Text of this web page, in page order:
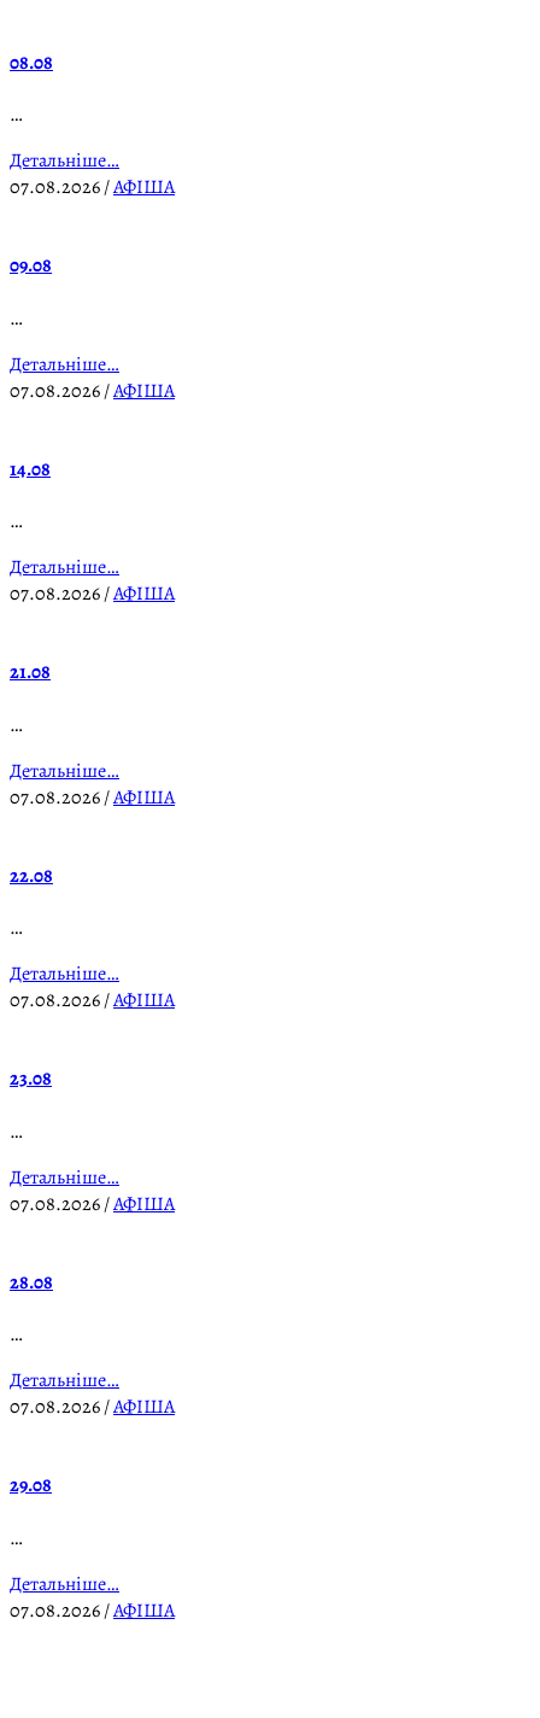
08.08
…
Детальніше…
07.08.2026/АФІША
09.08
…
Детальніше…
07.08.2026/АФІША
14.08
…
Детальніше…
07.08.2026/АФІША
21.08
…
Детальніше…
07.08.2026/АФІША
22.08
…
Детальніше…
07.08.2026/АФІША
23.08
…
Детальніше…
07.08.2026/АФІША
28.08
…
Детальніше…
07.08.2026/АФІША
29.08
…
Детальніше…
07.08.2026/АФІША